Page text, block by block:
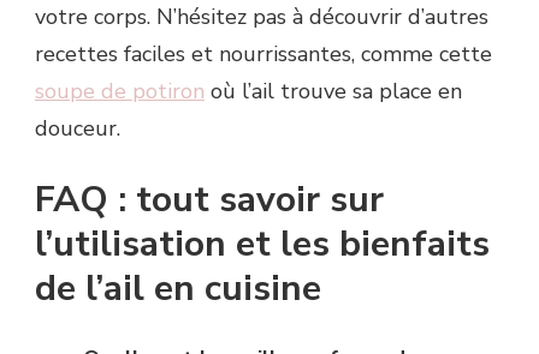
votre corps. N’hésitez pas à découvrir d’autres
recettes faciles et nourrissantes, comme cette
soupe de potiron où l’ail trouve sa place en
douceur.
FAQ : tout savoir sur
l’utilisation et les bienfaits
de l’ail en cuisine